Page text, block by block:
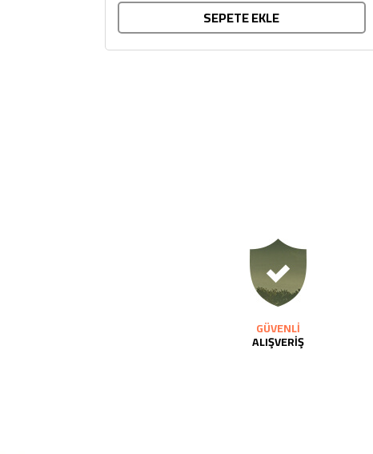
SEPETE EKLE
GÜVENLİ
ALIŞVERİŞ